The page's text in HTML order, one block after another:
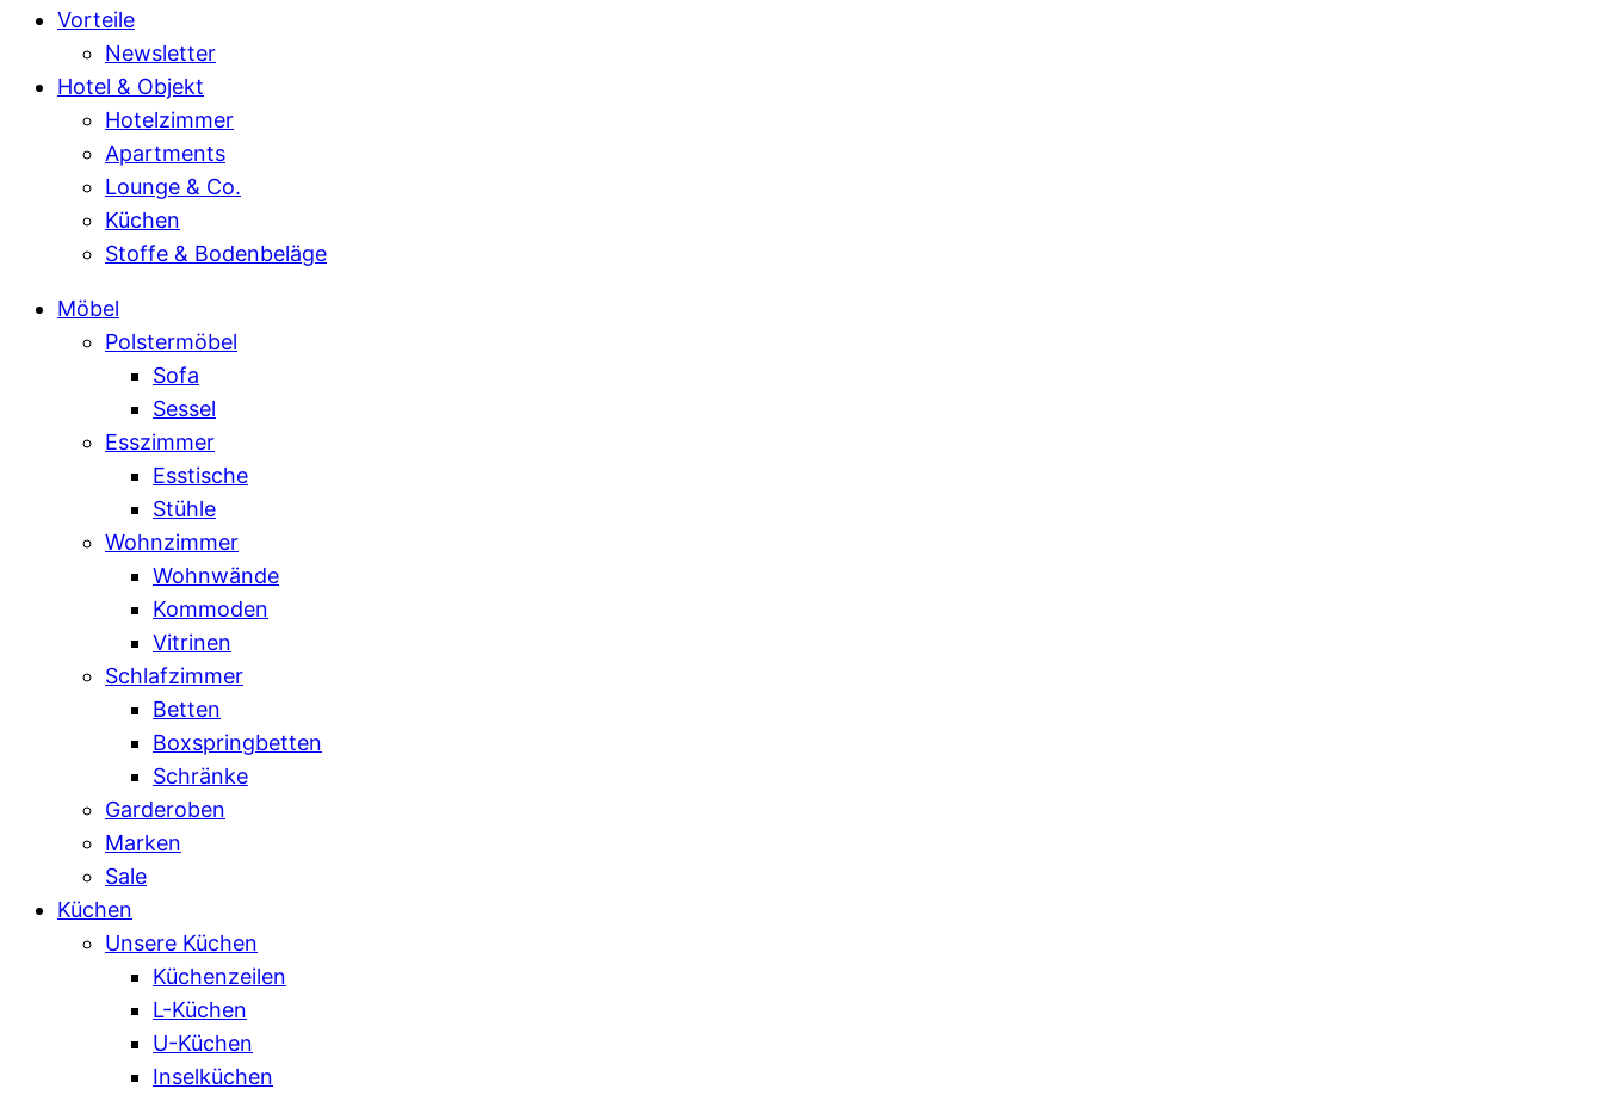
Vorteile
Newsletter
Hotel & Objekt
Hotelzimmer
Apartments
Lounge & Co.
Küchen
Stoffe & Bodenbeläge
Möbel
Polstermöbel
Sofa
Sessel
Esszimmer
Esstische
Stühle
Wohnzimmer
Wohnwände
Kommoden
Vitrinen
Schlafzimmer
Betten
Boxspringbetten
Schränke
Garderoben
Marken
Sale
Küchen
Unsere Küchen
Küchenzeilen
L-Küchen
U-Küchen
Inselküchen